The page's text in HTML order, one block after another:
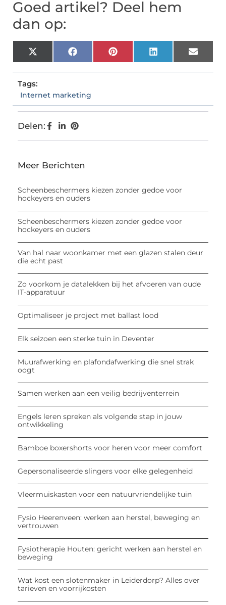
Goed artikel? Deel hem
dan op:
X
(Twitter)
FacebookPinterestLinkedIn Email
Tags:
Internet marketing
Delen:
Meer Berichten
Scheenbeschermers kiezen zonder gedoe voor
hockeyers en ouders
Scheenbeschermers kiezen zonder gedoe voor
hockeyers en ouders
Van hal naar woonkamer met een glazen stalen deur
die echt past
Zo voorkom je datalekken bij het afvoeren van oude
IT-apparatuur
Optimaliseer je project met ballast lood
Elk seizoen een sterke tuin in Deventer
Muurafwerking en plafondafwerking die snel strak
oogt
Samen werken aan een veilig bedrijventerrein
Engels leren spreken als volgende stap in jouw
ontwikkeling
Bamboe boxershorts voor heren voor meer comfort
Gepersonaliseerde slingers voor elke gelegenheid
Vleermuiskasten voor een natuurvriendelijke tuin
Fysio Heerenveen: werken aan herstel, beweging en
vertrouwen
Fysiotherapie Houten: gericht werken aan herstel en
beweging
Wat kost een slotenmaker in Leiderdorp? Alles over
tarieven en voorrijkosten